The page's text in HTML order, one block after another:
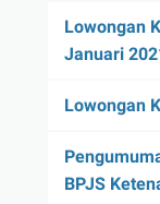
Lowongan
Januari
Lowongan
BPJS